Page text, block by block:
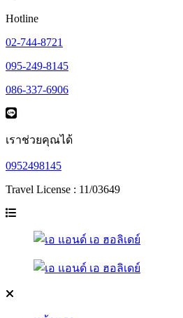
Hotline
02-744-8721
095-249-8145
086-337-6906
เราช่วยคุณได้
0952498145
Travel License : 11/03649